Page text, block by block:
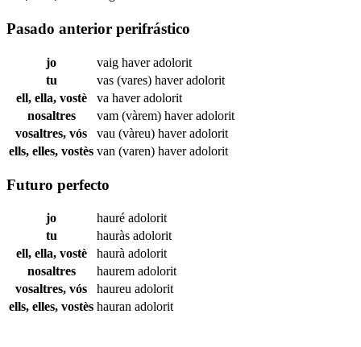
Pasado anterior perifrástico
jo vaig haveradolorit
tu
vas (vares) haveradolorit
ell, ella, vostè
va haveradolorit
nosaltres
vam (vàrem) haveradolorit
vosaltres, vós
vau (vàreu) haveradolorit
ells, elles, vostès van (varen) haveradolorit
Futuro perfecto
jo hauré adolorit
tu
hauràs adolorit
ell, ella, vostè
haurà adolorit
nosaltres
haurem adolorit
vosaltres, vós
haureu adolorit
ells, elles, vostès hauran adolorit